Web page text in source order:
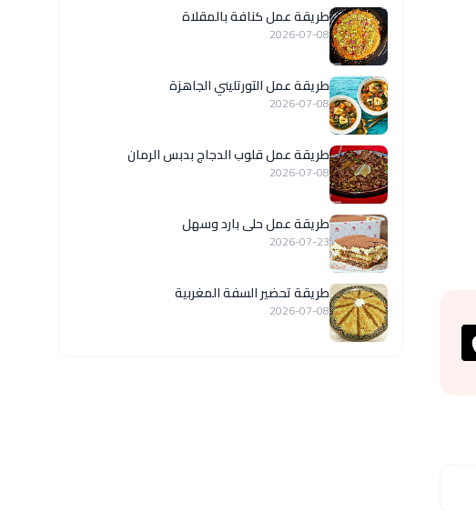
طريقة عمل كنافة بالمقلاة
2026-07-08
طريقة عمل التورتليني الجاهزة
2026-07-08
طريقة عمل قلوب الدجاج بدبس الرمان
2026-07-08
طريقة عمل حلى بارد وسهل
2026-07-23
طريقة تحضير السفة المغربية
2026-07-08